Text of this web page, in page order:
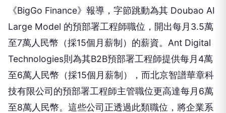
《BigGo Finance》報導，字節跳動為其 Doubao AI
Large Model 的預部署工程師職位，開出每月3.5萬
至7萬人民幣（採15個月薪制）的薪資。Ant Digital
Technologies則為其B2B預部署工程師提供每月4萬
至6萬人民幣（採15個月薪制），而北京智譜華章科
技有限公司的預部署工程師主管職位更高達每月6萬
至8萬人民幣。這些公司正透過此類職位，將企業系